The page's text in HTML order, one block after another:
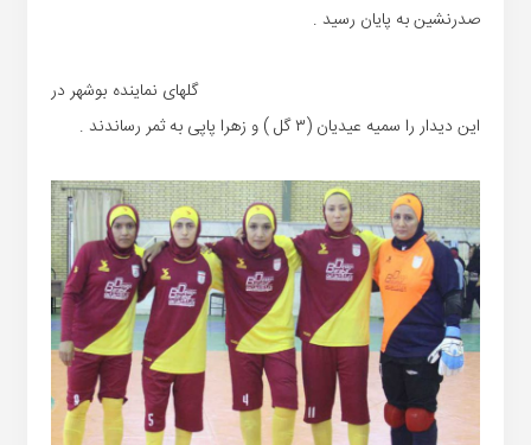
صدرنشین به پایان رسید .
گلهای نماینده بوشهر در
این دیدار را سمیه عیدیان (۳ گل ) و زهرا پاپی به ثمر رساندند .